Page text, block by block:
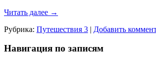
Читать далее →
Рубрика: Путешествия 3 | Добавить
Навигация по записям